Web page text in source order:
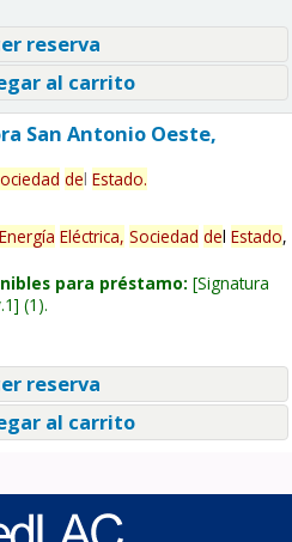
reserva
al carrito
San Antonio Oeste,
del Estado.
Energía Eléctrica, Sociedad del Estado,
para préstamo: Signatura
(1).
reserva
al carrito